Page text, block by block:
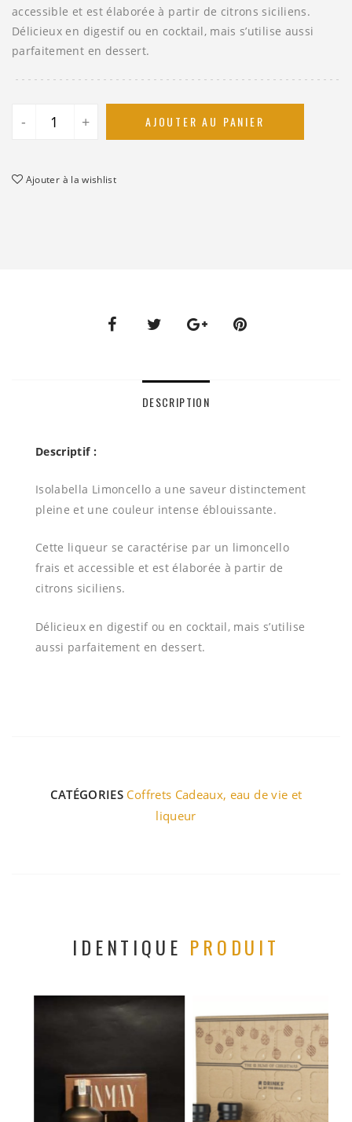
accessible et est élaborée à partir de citrons siciliens.
Délicieux en digestif ou en cocktail, mais s’utilise aussi
parfaitement en dessert.
- + AJOUTER AU PANIER
Ajouter à la wishlist
DESCRIPTION
Descriptif :
Isolabella Limoncello a une saveur distinctement
pleine et une couleur intense éblouissante.
Cette liqueur se caractérise par un limoncello
frais et accessible et est élaborée à partir de
citrons siciliens.
Délicieux en digestif ou en cocktail, mais s’utilise
aussi parfaitement en dessert.
CATÉGORIES Coffrets Cadeaux, eau de vie et
liqueur
IDENTIQUE PRODUIT